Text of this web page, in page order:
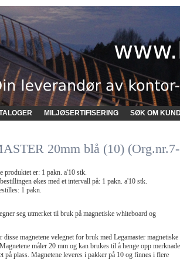
MILJØSERTIFISERING SØK OM
20mm blå (10)
produktet er: 1 pakn. a'10 stk.
økes med et intervall på: 1 pakn. a'10 stk.
1 pakn.
seg utmerket til bruk på magnetiske whiteboard og
magnetene velegnet for bruk med Legamaster magnetiske
måler 20 mm og kan brukes til å henge opp
på plass. Magnetene leveres i pakker på 10 og finnes i flere